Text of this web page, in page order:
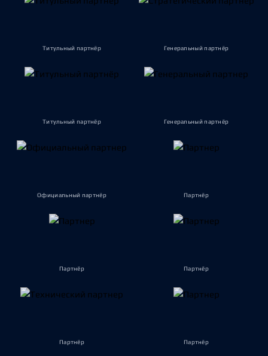
Титульный партнёр Генеральный партнёр
Титульный партнёр Генеральный партнёр
Официальный партнёр Партнёр
Партнёр Партнёр
Партнёр Партнёр